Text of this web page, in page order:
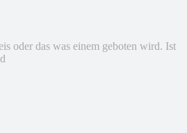
oder das was einem geboten wird. Ist